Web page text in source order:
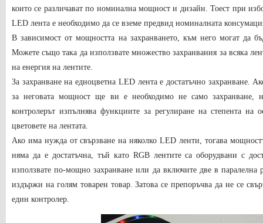
които се различават по номинална мощност и дизайн. Тоест при
LED лента е необходимо да се вземе предвид номиналната
В зависимост от мощността на захранването, към него могат да
Можете също така да използвате множество захранвания за всяка
на енергия на лентите.
За захранване на едноцветна LED лента е достатъчно захранване.
за неговата мощност ще ви е необходимо не само
контролерът изпълнява функциите за регулиране на степента на
цветовете на лентата.
Ако има нужда от свързване на няколко LED ленти, тогава
няма да е достатъчна, тъй като RGB лентите са оборудвани с
използвате по-мощно захранване или да включите две в паралелна
издържи на голям товарен товар. Затова се препоръчва да не се
един контролер.